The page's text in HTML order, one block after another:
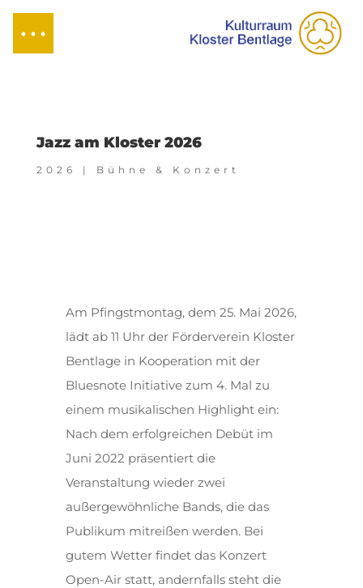
Jazz am Kloster 2026
2026 | Bühne & Konzert
Am Pfingstmontag, dem 25. Mai 2026,
lädt ab 11 Uhr der Förderverein Kloster
Bentlage in Kooperation mit der
Bluesnote Initiative zum 4. Mal zu
einem musikalischen Highlight ein:
Nach dem erfolgreichen Debüt im
Juni 2022 präsentiert die
Veranstaltung wieder zwei
außergewöhnliche Bands, die das
Publikum mitreißen werden. Bei
gutem Wetter findet das Konzert
Open-Air statt, andernfalls steht die